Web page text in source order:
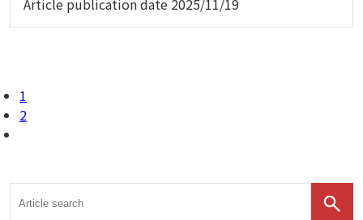
Article publication date 2025/11/19
1
2